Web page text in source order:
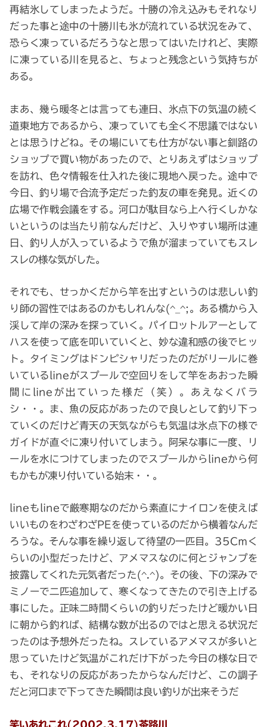
再結氷してしまったようだ。十勝の冷え込みもそれなり
だった事と途中の十勝川も氷が流れている状況をみて、
恐らく凍っているだろうなと思ってはいたけれど、実際
に凍っている川を見ると、ちょっと残念という気持ちが
ある。
まあ、幾ら暖冬とは言っても連日、氷点下の気温の続く
道東地方であるから、凍っていても全く不思議ではない
とは思うけどね。その場にいても仕方がない事と釧路の
ショップで買い物があったので、とりあえずはショップ
を訪れ、色々情報を仕入れた後に現地へ戻った。途中で
今日、釣り場で合流予定だった釣友の車を発見。近くの
広場で作戦会議をする。河口が駄目なら上へ行くしかな
いというのは当たり前なんだけど、入りやすい場所は連
日、釣り人が入っているようで魚が溜まっていてもスレ
スレの様な気がした。
それでも、せっかくだから竿を出すというのは悲しい釣
り師の習性ではあるのかもしれんな(^_^;。ある橋から入
渓して岸の深みを探っていく。パイロットルアーとして
ハスを使って底を叩いていくと、妙な違和感の後でヒッ
ト。タイミングはドンピシャリだったのだがリールに巻
いているlineがスプールで空回りをして竿をあおった瞬
間にlineが出ていった様だ（笑）。あえなくバラ
シ・・。ま、魚の反応があったので良しとして釣り下っ
ていくのだけど青天の天気ながらも気温は氷点下の様で
ガイドが直ぐに凍り付いてしまう。阿呆な事に一度、リ
ールを水につけてしまったのでスプールからlineから何
もかもが凍り付いている始末・・。
lineもlineで厳寒期なのだから素直にナイロンを使えば
いいものをわざわざPEを使っているのだから横着なんだ
ろうな。そんな事を繰り返して待望の一匹目。35Cｍく
らいの小型だったけど、アメマスなのに何とジャンプを
披露してくれた元気者だった(^.^)。その後、下の深みで
ミノーで二匹追加して、寒くなってきたので引き上げる
事にした。正味二時間くらいの釣りだったけど暖かい日
に朝から釣れば、結構な数が出るのではと思える状況だ
ったのは予想外だったね。スレているアメマスが多いと
思っていたけど気温がこれだけ下がった今日の様な日で
も、それなりの反応があったからなんだけど、この調子
だと河口まで下ってきた瞬間は良い釣りが出来そうだ
笑いあれこれ(2002.3.17)茶路川